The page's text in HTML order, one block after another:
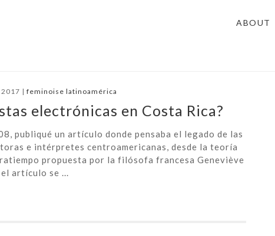
ABOUT
| feminoise latinoamérica
electrónicas en Costa Rica?
publiqué un artículo donde pensaba el legado de las
e intérpretes centroamericanas, desde la teoría
propuesta por la filósofa francesa Geneviève
artículo se ...